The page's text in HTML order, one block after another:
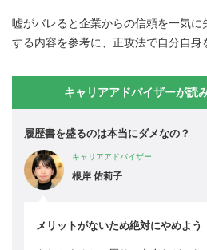
嘘がバレると企業からの信頼を一気に
する内容を参考に、正攻法で自分自身
キャリアアドバイザーが読
履歴書を盛るのは本当にダメなの？
キャリアアドバイザー
根岸 佑莉子
メリットがないため絶対にやめよう